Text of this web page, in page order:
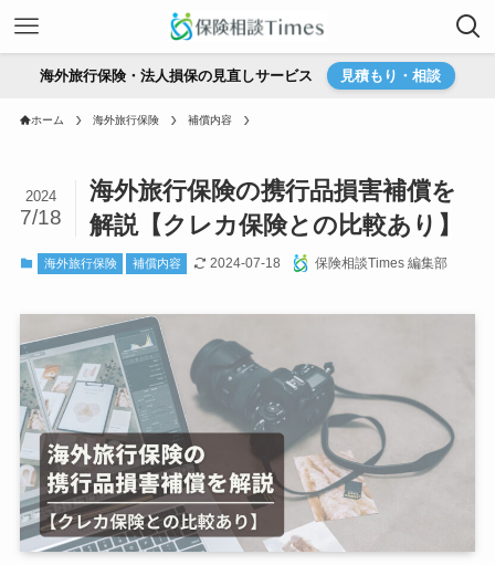
海外旅行保険・法人損保の見直しサービス 見積もり・相談
ホーム 海外旅行保険 補償内容
海外旅行保険の携行品損害補償を
解説【クレカ保険との比較あり】
2024
7/18
海外旅行保険 補償内容 2024-07-18 保険相談Times 編集部